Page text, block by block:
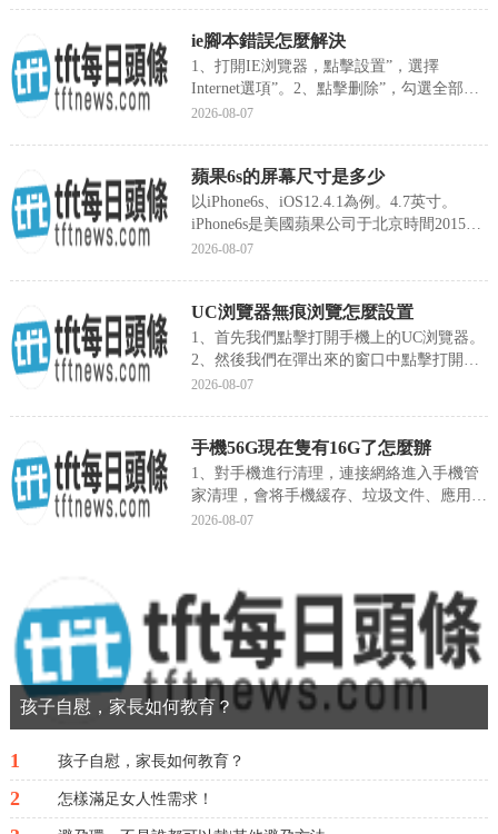
的礦物機油是完全可以的，一桶僅僅一百多
元，完全可以保證發動機的正常運轉。這個
保養費用跟自吸發動機完全一樣。2、即使
是缸内直噴的渦輪增壓發動機，很多廠家的
ie腳本錯誤怎麼解決
1、打開IE浏覽器，點擊設置”，選擇
Internet選項”。2、點擊删除”，勾選全部選
項，點擊删除”按鈕。3、點擊安全”，點擊
2026-08-07
蘋果6s的屏幕尺寸是多少
以iPhone6s、iOS12.4.1為例。4.7英寸。
iPhone6s是美國蘋果公司于北京時間2015年
9月10日發布的一款智能手機。iPhone6s的
屏幕采用高強度的Ion-X玻璃，采用了蘋果
A9處理器，後置攝像頭1200萬像素，前置
攝像頭500萬像素，CMOS為了降噪采用“深
槽隔離”技術，支持4K視頻攝錄。iP
2026-08-07
UC浏覽器無痕浏覽怎麼設置
1、首先我們點擊打開手機上的UC浏覽器。
2、然後我們在彈出來的窗口中點擊打開底
部的窗口”。3、然後我們在彈出來的窗口中
2026-08-07
手機56G現在隻有16G了怎麼辦
1、對手機進行清理，連接網絡進入手機管
家清理，會将手機緩存、垃圾文件、應用數
據、軟件殘留等進行清理，...
2026-08-07
孩子自慰，家長如何教育？
1 孩子自慰，家長如何教育？
2 怎樣滿足女人性需求！